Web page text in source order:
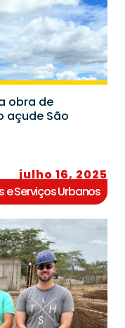
obra de
açude São
julho 16, 2025
e Serviços Urbanos